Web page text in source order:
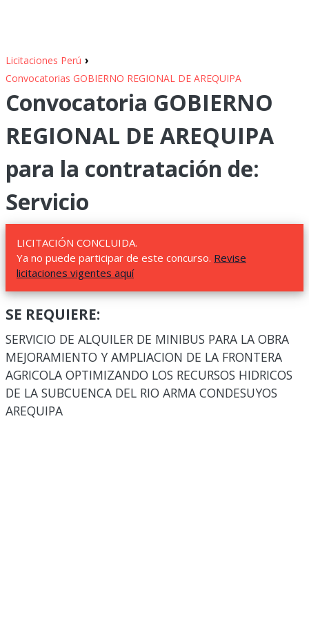
Licitaciones Perú ›
Convocatorias GOBIERNO REGIONAL DE AREQUIPA
Convocatoria GOBIERNO
REGIONAL DE AREQUIPA
para la contratación de:
Servicio
LICITACIÓN CONCLUIDA.
Ya no puede participar de este concurso. Revise
licitaciones vigentes aquí
SE REQUIERE:
SERVICIO DE ALQUILER DE MINIBUS PARA LA OBRA
MEJORAMIENTO Y AMPLIACION DE LA FRONTERA
AGRICOLA OPTIMIZANDO LOS RECURSOS HIDRICOS
DE LA SUBCUENCA DEL RIO ARMA CONDESUYOS
AREQUIPA